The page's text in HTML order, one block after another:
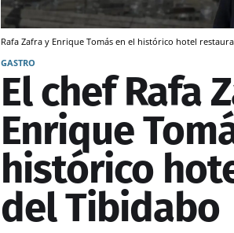
Rafa Zafra y Enrique Tomás en el histórico hotel
GASTRO
El chef Rafa
Enrique
histórico
del Tibidabo